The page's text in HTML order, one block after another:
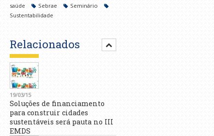
saúde
Sebrae
Seminário
Sustentabilidade
Relacionados
19/03/15
Soluções de financiamento
para construir cidades
sustentáveis será pauta no III
EMDS